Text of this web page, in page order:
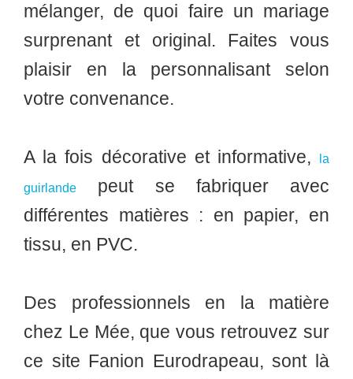
mélanger, de quoi faire un mariage
surprenant et original. Faites vous
plaisir en la personnalisant selon
votre convenance.
A la fois décorative et informative, la
guirlande
peut se fabriquer avec
différentes matières : en papier, en
tissu, en PVC.
Des professionnels en la matière
chez Le Mée, que vous retrouvez sur
ce site Fanion Eurodrapeau, sont là